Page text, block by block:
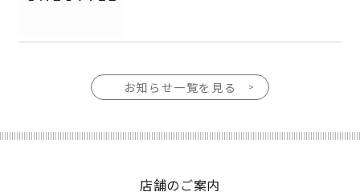
お知らせ一覧を見る
店舗のご案内